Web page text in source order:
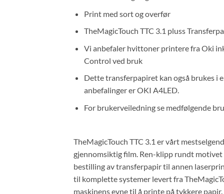
Print med sort og overfør
TheMagicTouch TTC 3.1 pluss
Vi anbefaler hvittoner printere fra Oki
Control ved bruk
Dette transferpapiret kan også brukes i
anbefalinger er OKI A4LED.
For brukerveiledning se medfølgende
TheMagicTouch TTC 3.1 er vårt
gjennomsiktig film. Ren-klipp rundt
bestilling av transferpapir til annen
til komplette systemer levert fra
maskinens evne til å printe på tykkere papir.